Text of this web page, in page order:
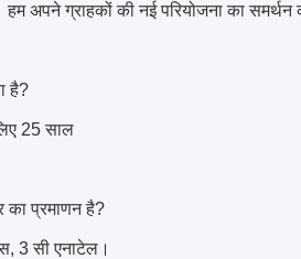
हम अपने ग्राहकों की नई परियोजना का
है?
25 साल
प्रमाणन है?
3 सी एनाटेल।